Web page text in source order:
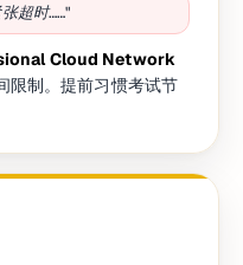
超时……"
Cloud Network
限制。提前习惯考试节